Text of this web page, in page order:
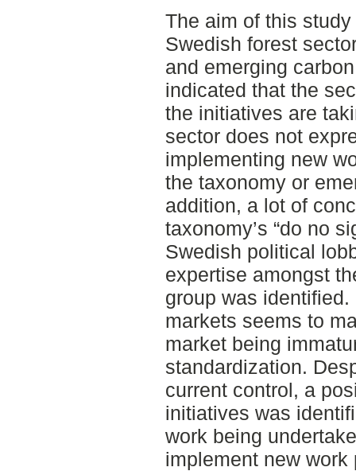
The aim of this
Swedish forest
and emerging
indicated that the
the initiatives are
sector does not
implementing new
the taxonomy or
addition, a lot of
taxonomy’s “do no
Swedish political
expertise amongst
group was
markets seems to
market being
standardization.
current control, a
initiatives was
work being
implement new work